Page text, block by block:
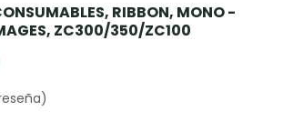
RIBBON, MONO -
ZC300/350/ZC100